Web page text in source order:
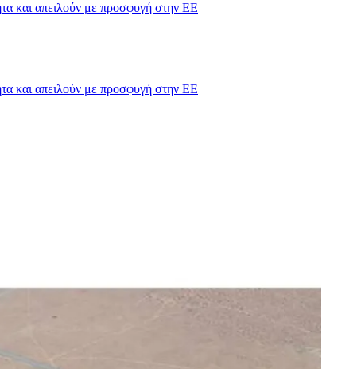
και απειλούν με προσφυγή στην ΕΕ
και απειλούν με προσφυγή στην ΕΕ